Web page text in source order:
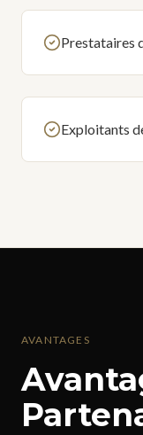
Prestataires
Exploitants
AVANTAGES